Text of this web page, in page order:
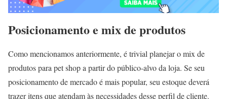
Posicionamento e mix de produtos
Como mencionamos anteriormente, é trivial planejar o mix de
produtos para pet shop a partir do público-alvo da loja. Se seu
posicionamento de mercado é mais popular, seu estoque deverá
trazer itens que atendam às necessidades desse perfil de cliente.